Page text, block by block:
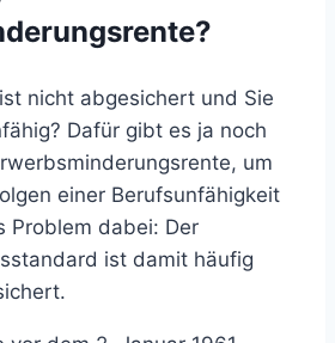
nicht abgesichert und Sie
Dafür gibt es ja noch
um
einer Berufsunfähigkeit
Problem dabei: Der
ist damit häufig